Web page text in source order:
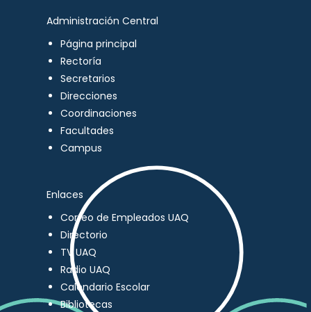
Administración Central
Página principal
Rectoría
Secretarios
Direcciones
Coordinaciones
Facultades
Campus
Enlaces
Correo de Empleados UAQ
Directorio
TV UAQ
Radio UAQ
Calendario Escolar
Bibliotecas